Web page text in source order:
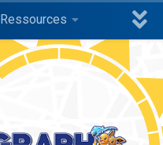
Ressources